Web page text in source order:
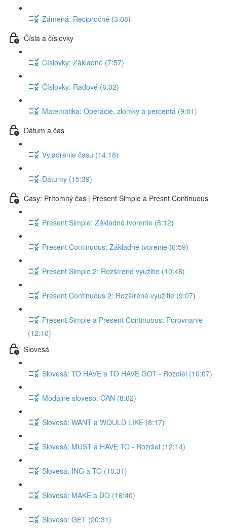
Zámená: Recipročné (3:08)
Čísla a číslovky
Číslovky: Základné (7:57)
Číslovky: Radové (6:02)
Matematika: Operácie, zlomky a percentá (9:01)
Dátum a čas
Vyjadrenie času (14:18)
Dátumy (15:39)
Časy: Prítomný čas | Present Simple a Presnt Continuous
Present Simple: Základné tvorenie (8:12)
Present Continuous: Základné tvorenie (6:59)
Present Simple 2: Rozšírené využitie (10:48)
Present Continuous 2: Rozšírené využitie (9:07)
Present Simple a Present Continuous: Porovnanie
(12:10)
Slovesá
Slovesá: TO HAVE a TO HAVE GOT - Rozdiel (10:07)
Modálne sloveso: CAN (8:02)
Slovesá: WANT a WOULD LIKE (8:17)
Slovesá: MUST a HAVE TO - Rozdiel (12:14)
Slovesá: ING a TO (10:31)
Slovesá: MAKE a DO (16:40)
Sloveso: GET (20:31)